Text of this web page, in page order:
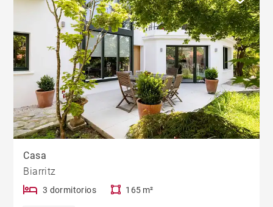
Casa
Biarritz
3 dormitorios 165 m²